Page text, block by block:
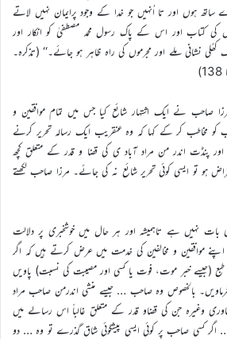
ساتھ ہوں اور تا اُنہیں جو خدا کے وجود پرایمان نہیں لاتے
کی کتاب اور اس کے پاک رسول محمد مصطفیٰ کو انکار اور
نشانی ملے اور مجرموں کی راہ ظاہر ہو جائے۔‘‘ (تذکرہ۔
نے ایک اشتہار شائع کیا جس میں تمام موافقین و
کو مخاطب کر کے کہا کہ وہ عنقریب ایک رسالہ تحریر کرنے
پنڈت اندر من مراد آباد ی کی قضا و قدر کے متعلق کچھ
ہو تو ایسی کوئی تحریر شائع نہ کی جائے۔ مرزا صاحب لکھتے
بات نہیں ہے تاہمیشہ اور ہر حال میں خوشخبری پر دلالت
موافقین و مخالفین کی خدمت میں عرض کرتے ہیں کہ اگر
طبع (جیسے خبر موت، فوت یا کسی اور مصیبت کی نسبت) پاویں
فرماویں۔ بالخصوص وہ صاحب … جیسے منشی اندرمن صاحب مراد
وغیرہ جن کی قضاو قدر کے متعلق غالباً اس رسالے میں
… اگر کسی صاحب پر کوئی ایسی پیشگوئی شاق گذرے تو وہ … دو